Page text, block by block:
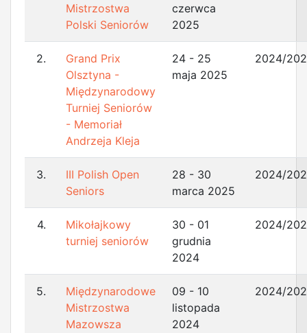
Mistrzostwa
Polski Seniorów
czerwca
2025
2.
Grand Prix
Olsztyna -
Międzynarodowy
Turniej Seniorów
- Memoriał
Andrzeja Kleja
24 - 25
maja 2025
2024/
3.
III Polish Open
Seniors
28 - 30
marca 2025
2024/
4.
Mikołajkowy
turniej seniorów
30 - 01
grudnia
2024
2024/
5.
Międzynarodowe
Mistrzostwa
Mazowsza
09 - 10
listopada
2024
2024/